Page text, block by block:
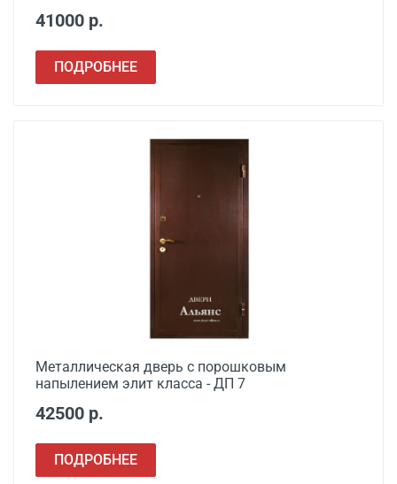
41000 р.
ПОДРОБНЕЕ
Металлическая дверь с порошковым
напылением элит класса - ДП 7
42500 р.
ПОДРОБНЕЕ